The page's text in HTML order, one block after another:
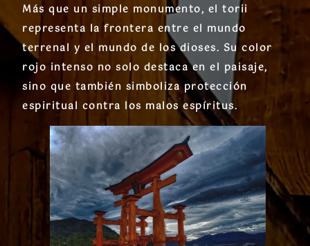
Más que un simple monumento, el torii
representa la frontera entre el mundo
terrenal y el mundo de los dioses. Su color
rojo intenso no solo destaca en el paisaje,
sino que también simbolizaprotección
espiritual contra los malos espíritus.